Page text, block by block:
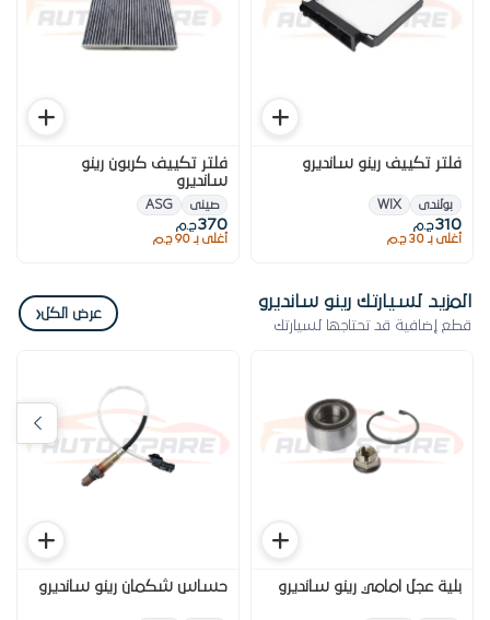
فلتر تكييف رينو سانديرو
بولندى WIX
310ج.م
أغلى بـ 30 ج.م
فلتر تكييف كربون رينو
سانديرو
صينى ASG
370ج.م
أغلى بـ 90 ج.م
المزيد لسيارتك رينو سانديرو
قطع إضافية قد تحتاجها لسيارتك
عرض الكل‹
بلية عجل امامي رينو سانديرو حساس شكمان رينو سانديرو